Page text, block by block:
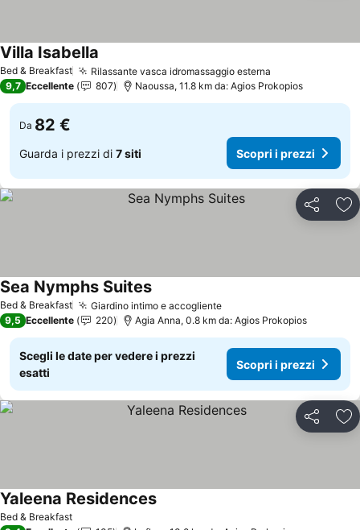
Bed & Breakfast Rilassante vasca idromassaggio esterna
Villa Isabella
9,7 Eccellente 807 Naoussa, 11.8 km da: Agios Prokopios
Da 82 €
Guarda i prezzi di 7 siti Scopri i prezzi
Condividi
Bed & Breakfast Giardino intimo e accoglienteScopri i prezzi
Sea Nymphs SuitesScopri i prezzi
9,5 Eccellente 220 Agia Anna, 0.8 km da: Agios Prokopios
Scegli le date per vedere i prezzi
esatti
Scopri i prezzi
Condividi
Bed & Breakfast
Yaleena ResidencesScopri i prezzi